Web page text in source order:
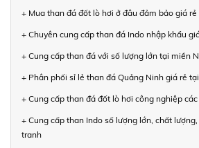
+ Mua than đá đốt lò hơi ở đâu đảm bảo giá rẻ
+ Chuyên cung cấp than đá Indo nhập khẩu
+ Cung cấp than đá với số lượng lớn tại miền
+ Phân phối sỉ lẻ than đá Quảng Ninh giá rẻ
+ Cung cấp than đá đốt lò hơi công nghiệp các
+ Cung cấp than Indo số lượng lớn, chất
tranh